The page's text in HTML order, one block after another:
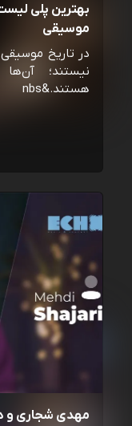
بهترین پلی لیست
موسیقی
در تاریخ
نیستند؛
هستند.&nbs
مهدی شجاری و